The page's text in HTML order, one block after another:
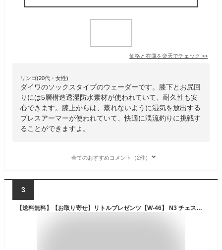
価格と在庫を楽天でチェック >>
リンゴ(20代・女性)
ダイワのソックスタイプのウェーダーです。膝下とお尻回
りには5層構造透湿防水素材が使われていて、耐久性も安
心できます。膝上からは、蒸れないように湿気を放出する
ブレスアーマーが使われていて、快適に渓流釣りに挑戦す
ることができますよ。
全てのおすすめコメント（2件）
3
【送料無料】【お取り寄せ】リトルプレゼンツ【W-46】 N3 チェストハイウエーダー【W-46】スペシャルサイズ